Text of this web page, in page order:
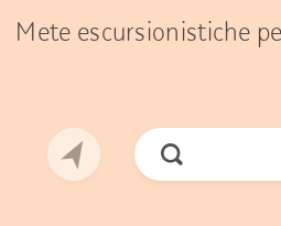
Mete escursionistiche
Cerca